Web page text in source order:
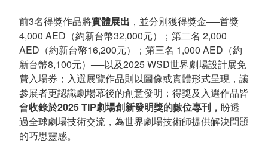
前3名得獎作品將實體展出 ，並分別獲得獎金──首獎
4,000 AED（約新台幣32,000元）；第二名 2,000
AED（約新台幣16,200元）；第三名 1,000 AED（約
新台幣8,100元）──以及2025 WSD世界劇場設計展免
費入場券；入選展覽作品則以圖像或實體形式呈現，讓
參展者更認識劇場幕後的創意發明；得獎及入選作品皆
會收錄於2025 TIP劇場創新發明獎的數位專刊， 盼透
過全球劇場技術交流，為世界劇場技術師提供解決問題
的巧思靈感。